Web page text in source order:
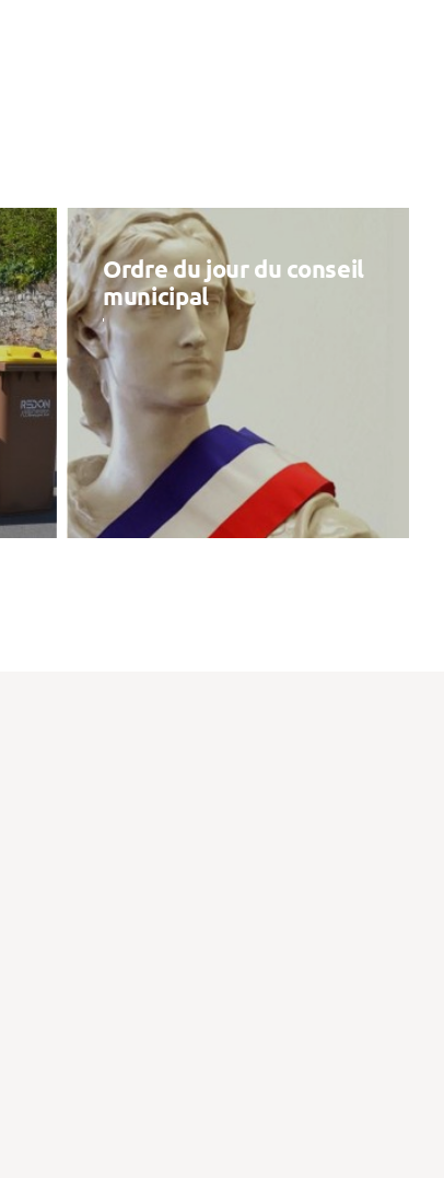
Ordre du jour du conseil
municipal